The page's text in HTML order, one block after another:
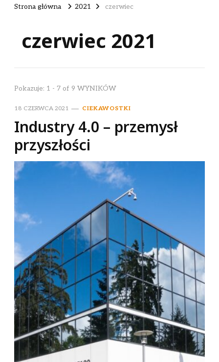
Strona główna 2021 czerwiec
czerwiec 2021
Pokazuje: 1 - 7 of 9 WYNIKÓW
18 CZERWCA 2021 CIEKAWOSTKI
Industry 4.0 – przemysł
przyszłości